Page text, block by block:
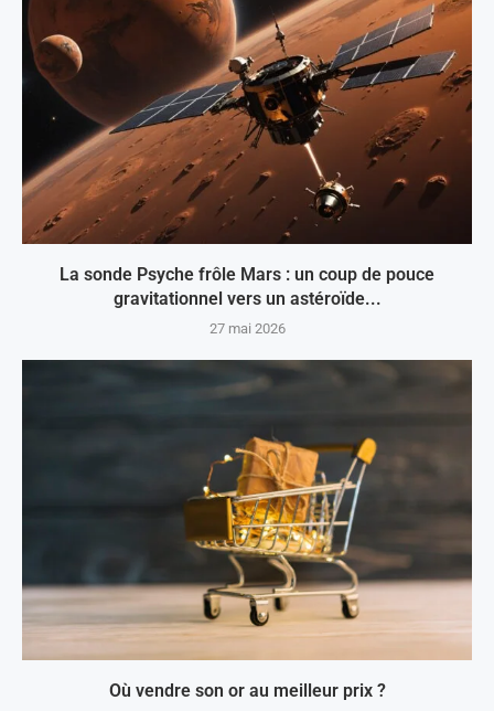
La sonde Psyche frôle Mars : un coup de pouce
gravitationnel vers un astéroïde...
27 mai 2026
Où vendre son or au meilleur prix ?